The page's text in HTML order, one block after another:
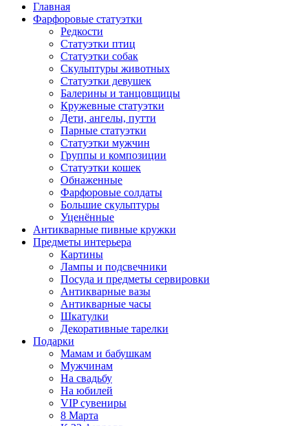
Главная
Фарфоровые статуэтки
Редкости
Cтатуэтки птиц
Cтатуэтки собак
Скульптуры животных
Статуэтки девушек
Балерины и танцовщицы
Кружевные статуэтки
Дети, ангелы, путти
Парные статуэтки
Статуэтки мужчин
Группы и композиции
Статуэтки кошек
Обнаженные
Фарфоровые солдаты
Большие скульптуры
Уценённые
Антикварные пивные кружки
Предметы интерьера
Картины
Лампы и подсвечники
Посуда и предметы сервировки
Антикварные вазы
Антикварные часы
Шкатулки
Декоративные тарелки
Подарки
Мамам и бабушкам
Мужчинам
На свадьбу
На юбилей
VIP сувениры
8 Марта